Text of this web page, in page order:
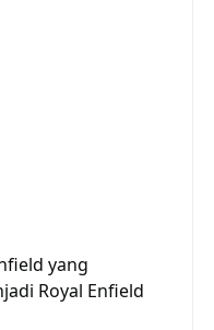
yang
Royal Enfield